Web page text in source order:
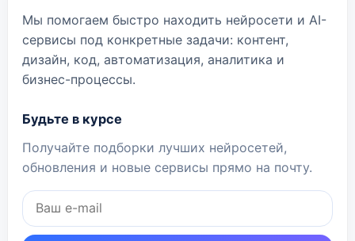
Мы помогаем быстро находить нейросети и AI-
сервисы под конкретные задачи: контент,
дизайн, код, автоматизация, аналитика и
бизнес-процессы.
Будьте в курсе
Получайте подборки лучших нейросетей,
обновления и новые сервисы прямо на почту.